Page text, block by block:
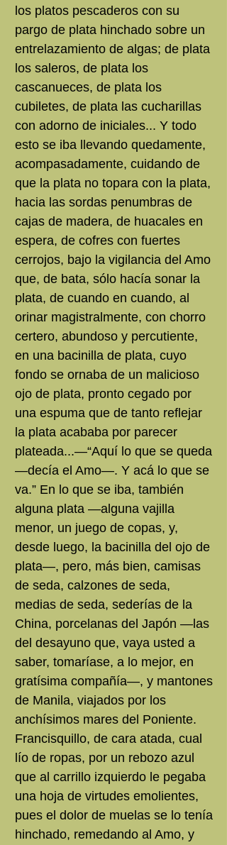
los platos pescaderos con su
pargo de plata hinchado sobre un
entrelazamiento de algas; de plata
los saleros, de plata los
cascanueces, de plata los
cubiletes, de plata las cucharillas
con adorno de iniciales... Y todo
esto se iba llevando quedamente,
acompasadamente, cuidando de
que la plata no topara con la plata,
hacia las sordas penumbras de
cajas de madera, de huacales en
espera, de cofres con fuertes
cerrojos, bajo la vigilancia del Amo
que, de bata, sólo hacía sonar la
plata, de cuando en cuando, al
orinar magistralmente, con chorro
certero, abundoso y percutiente,
en una bacinilla de plata, cuyo
fondo se ornaba de un malicioso
ojo de plata, pronto cegado por
una espuma que de tanto reflejar
la plata acababa por parecer
plateada...—“Aquí lo que se queda
—decía el Amo—. Y acá lo que se
va.” En lo que se iba, también
alguna plata —alguna vajilla
menor, un juego de copas, y,
desde luego, la bacinilla del ojo de
plata—, pero, más bien, camisas
de seda, calzones de seda,
medias de seda, sederías de la
China, porcelanas del Japón —las
del desayuno que, vaya usted a
saber, tomaríase, a lo mejor, en
gratísima compañía—, y mantones
de Manila, viajados por los
anchísimos mares del Poniente.
Francisquillo, de cara atada, cual
lío de ropas, por un rebozo azul
que al carrillo izquierdo le pegaba
una hoja de virtudes emolientes,
pues el dolor de muelas se lo tenía
hinchado, remedando al Amo, y